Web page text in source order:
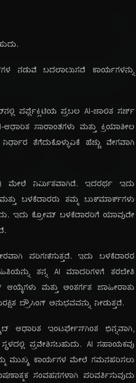
ನಡುವೆ ಬದಲಾಯಿಸದೆ ಕಾರ್ಯಗಳನ್ನು
ಪರ್ಪ್ಲೆಕ್ಸಿಟಿಯ ಪ್ರಬಲ AI-ಚಾಲಿತ ಸರ್ಚ್
ಸಾರಾಂಶಗಳು ಮತ್ತು ಕ್ರಿಯಾಶೀಲ
ತೆಗೆದುಕೊಳ್ಳುವಿಕೆ ಹೆಚ್ಚು ವೇಗವಾಗಿ
ಮೇಲೆ ನಿರ್ಮಿತವಾಗಿದೆ. ಇದರರ್ಥ ಇದು
ಬಳಕೆದಾರರು ತಮ್ಮ ಬುಕ್‌ಮಾರ್ಕ್‌ಗಳು
ಇದು ಕ್ರೋಮ್ ಬಳಕೆದಾರರಿಗೆ ಯಾವುದೇ
ಪರಿಗಣಿಸುತ್ತದೆ. ಇದು ಬಳಕೆದಾರರ
ತನ್ನ AI ಮಾದರಿಗಳಿಗೆ ತರಬೇತಿ
ಆಯ್ಕೆಗಳು ಮತ್ತು ಅಂತರ್ಗತ ಜಾಹೀರಾತು
ಬ್ರೌಸಿಂಗ್ ಅನುಭವವನ್ನು ನೀಡುತ್ತದೆ.
ಆಧಾರಿತ ಇಂಟರ್ಫೇಸ್‌ಗಿಂತ ಭಿನ್ನವಾಗಿ,
ಪ್ರವೇಶಿಸಬಹುದು. AI ಸಹಾಯಕವು
ಮುಖ್ಯ ಕಾರ್ಯಗಳ ಮೇಲೆ ಗಮನಹರಿಸಲು
ಸಂವಹನಗಳಾಗಿ ಪರಿವರ್ತಿಸುವುದು